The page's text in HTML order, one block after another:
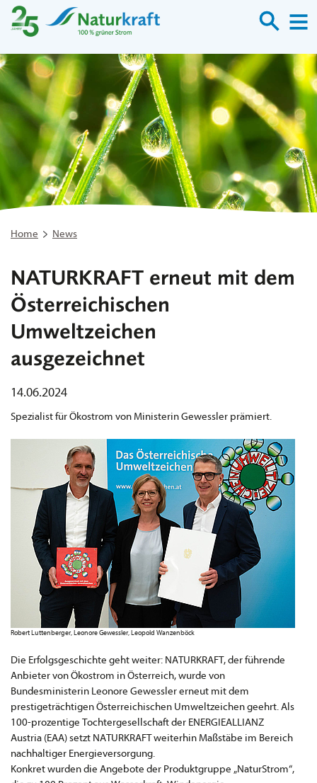
Suche
Home News
NATURKRAFT erneut mit dem
Österreichischen
Umweltzeichen
ausgezeichnet
14.06.2024
Spezialist für Ökostrom von Ministerin Gewessler prämiert.
Robert Luttenberger, Leonore Gewessler, Leopold Wanzenböck
Die Erfolgsgeschichte geht weiter: NATURKRAFT, der führende
Anbieter von Ökostrom in Österreich, wurde von
Bundesministerin Leonore Gewessler erneut mit dem
prestigeträchtigen Österreichischen Umweltzeichen geehrt. Als
100-prozentige Tochtergesellschaft der ENERGIEALLIANZ
Austria (EAA) setzt NATURKRAFT weiterhin Maßstäbe im Bereich
nachhaltiger Energieversorgung.
Konkret wurden die Angebote der Produktgruppe „NaturStrom“,